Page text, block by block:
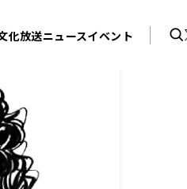
化放送ニュースイベント